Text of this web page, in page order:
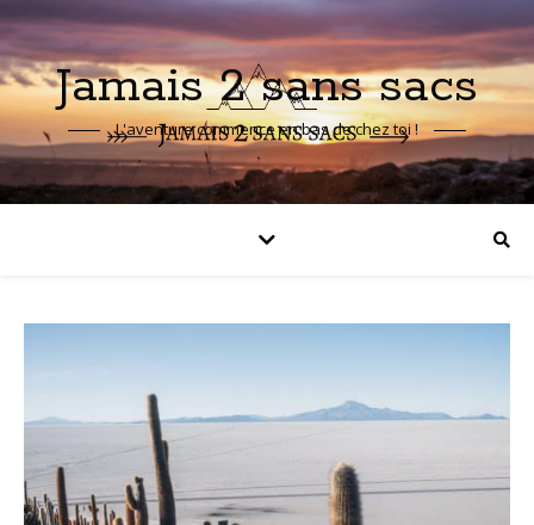
Jamais 2 sans sacs
L'aventure commence en bas de chez toi !